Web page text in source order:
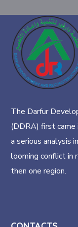
The Darfur
(DDRA) first
a serious analysis
looming conflict in
then one region.